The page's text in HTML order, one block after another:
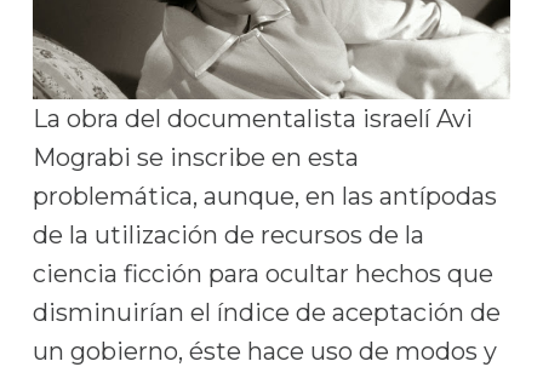
La obra del documentalista israelí Avi
Mograbi se inscribe en esta
problemática, aunque, en las antípodas
de la utilización de recursos de la
ciencia ficción para ocultar hechos que
disminuirían el índice de aceptación de
un gobierno, éste hace uso de modos y